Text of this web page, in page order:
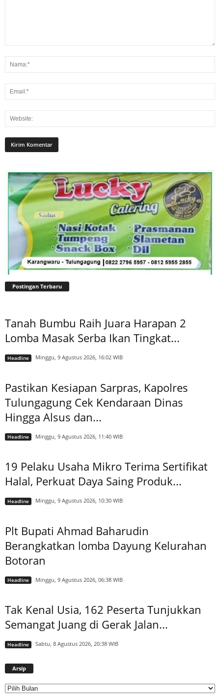
Postingan Terbaru
Tanah Bumbu Raih Juara Harapan 2
Lomba Masak Serba Ikan Tingkat...
Headline Minggu, 9 Agustus 2026, 16:02 WIB
Pastikan Kesiapan Sarpras, Kapolres
Tulungagung Cek Kendaraan Dinas
Hingga Alsus dan...
Headline Minggu, 9 Agustus 2026, 11:40 WIB
19 Pelaku Usaha Mikro Terima Sertifikat
Halal, Perkuat Daya Saing Produk...
Headline Minggu, 9 Agustus 2026, 10:30 WIB
Plt Bupati Ahmad Baharudin
Berangkatkan lomba Dayung Kelurahan
Botoran
Headline Minggu, 9 Agustus 2026, 06:38 WIB
Tak Kenal Usia, 162 Peserta Tunjukkan
Semangat Juang di Gerak Jalan...
Headline Sabtu, 8 Agustus 2026, 20:38 WIB
Arsip